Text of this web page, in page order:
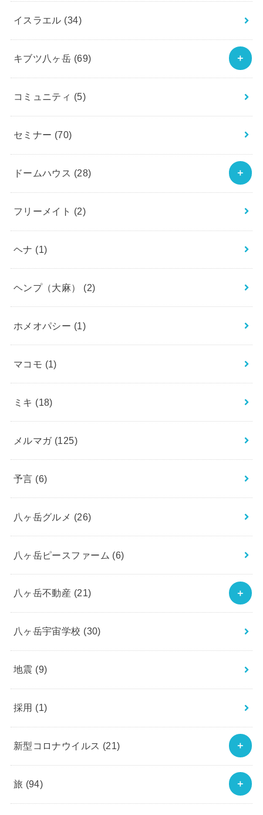
イスラエル (34)
キブツ八ヶ岳 (69)
コミュニティ (5)
セミナー (70)
ドームハウス (28)
フリーメイト (2)
ヘナ (1)
ヘンプ（大麻） (2)
ホメオパシー (1)
マコモ (1)
ミキ (18)
メルマガ (125)
予言 (6)
八ヶ岳グルメ (26)
八ヶ岳ピースファーム (6)
八ヶ岳不動産 (21)
八ヶ岳宇宙学校 (30)
地震 (9)
採用 (1)
新型コロナウイルス (21)
旅 (94)